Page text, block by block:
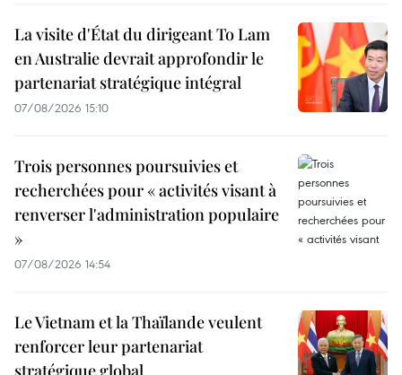
La visite d'État du dirigeant To Lam
en Australie devrait approfondir le
partenariat stratégique intégral
07/08/2026 15:10
Trois personnes poursuivies et
recherchées pour « activités visant à
renverser l'administration populaire
»
07/08/2026 14:54
Le Vietnam et la Thaïlande veulent
renforcer leur partenariat
stratégique global